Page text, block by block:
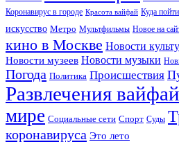
Коронавирус в городе Красота вайфай Куда
искусство Метро Мультфильмы Новое на
кино в Москве Новости
Новости музеев Новости музыки
Погода Политика Происшествия
Развлечения вайфай
мире Социальные сети Спорт Суды
коронавируса Это лето